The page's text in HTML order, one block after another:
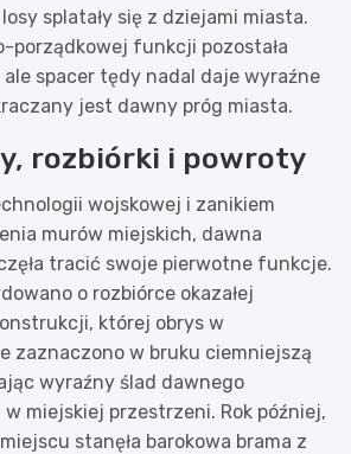
splatały się z dziejami miasta.
porządkowej funkcji pozostała
ale spacer tędy nadal daje wyraźne
jest dawny próg miasta.
rozbiórki i powroty
wojskowej i zanikiem
murów miejskich, dawna
tracić swoje pierwotne funkcje.
o rozbiórce okazałej
której obrys w
zaznaczono w bruku ciemniejszą
wyraźny ślad dawnego
miejskiej przestrzeni. Rok później,
stanęła barokowa brama z